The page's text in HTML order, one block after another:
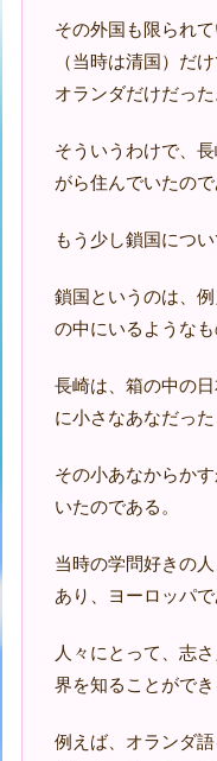
その外国も限られ
（当時は清国）だ
オランダだけだった
そういうわけで、
がら住んでいたので
もう少し鎖国につい
鎖国というのは、
の中にいるような
長崎は、箱の中の
に小さなあなだった
その小あなからか
いたのである。
当時の学問好きの
あり、ヨーロッパで
人々にとって、志
界を知ることができ
例えば、オランダ